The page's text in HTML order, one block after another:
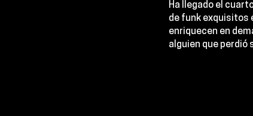
Ha llegado el
de funk exquisitos
enriquecen en
alguien que perdió